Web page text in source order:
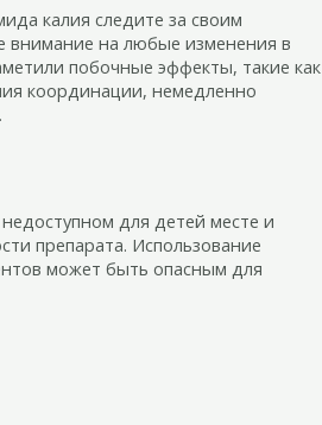
калия следите за своим
внимание на любые изменения в
побочные эффекты, такие как
координации, немедленно
для детей месте и
препарата. Использование
может быть опасным для